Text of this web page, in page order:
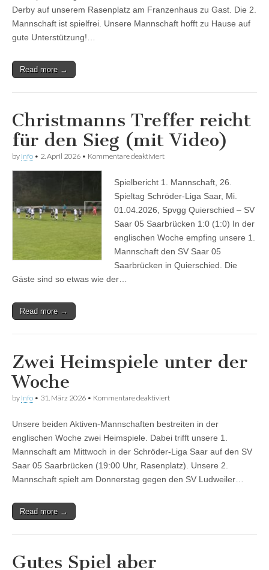
Derby auf unserem Rasenplatz am Franzenhaus zu Gast. Die 2.
Mannschaft ist spielfrei. Unsere Mannschaft hofft zu Hause auf
gute Unterstützung!…
Read more →
Christmanns Treffer reicht
für den Sieg (mit Video)
by Info • 2. April 2026 • Kommentare deaktiviertfür
reicht
für
Sieg
(mit
Video)
Spielbericht 1. Mannschaft, 26.
Spieltag Schröder-Liga Saar, Mi.
01.04.2026, Spvgg Quierschied – SV
Saar 05 Saarbrücken 1:0 (1:0) In der
englischen Woche empfing unsere 1.
Mannschaft den SV Saar 05
Saarbrücken in Quierschied. Die
Gäste sind so etwas wie der…
Read more →
Zwei Heimspiele unter der
Woche
by Info • 31. März 2026 • Kommentare deaktiviertfür
unter
der
Unsere beiden Aktiven-Mannschaften bestreiten in der
englischen Woche zwei Heimspiele. Dabei trifft unsere 1.
Mannschaft am Mittwoch in der Schröder-Liga Saar auf den SV
Saar 05 Saarbrücken (19:00 Uhr, Rasenplatz). Unsere 2.
Mannschaft spielt am Donnerstag gegen den SV Ludweiler…
Read more →
Gutes Spiel aber